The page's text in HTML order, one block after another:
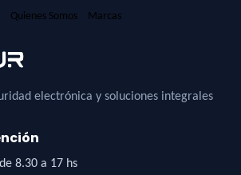
Quienes Somos Marcas
electrónica y soluciones integrales
8.30 a 17 hs